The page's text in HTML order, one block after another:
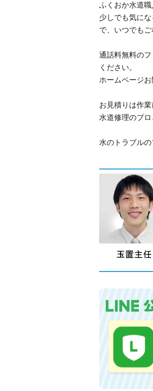
ふくおか水道
少しでも気に
で、いつでもご
通話料無料の
ください。
ホームページ
お見積りは作
水道修理のプ
水のトラブル